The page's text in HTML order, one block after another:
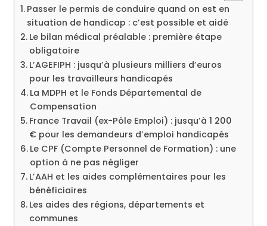
Passer le permis de conduire quand on est en
situation de handicap : c’est possible et aidé
Le bilan médical préalable : première étape
obligatoire
L’AGEFIPH : jusqu’à plusieurs milliers d’euros
pour les travailleurs handicapés
La MDPH et le Fonds Départemental de
Compensation
France Travail (ex-Pôle Emploi) : jusqu’à 1 200
€ pour les demandeurs d’emploi handicapés
Le CPF (Compte Personnel de Formation) : une
option à ne pas négliger
L’AAH et les aides complémentaires pour les
bénéficiaires
Les aides des régions, départements et
communes